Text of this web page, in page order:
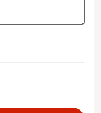
för att minska eller
macka Måltidstyp